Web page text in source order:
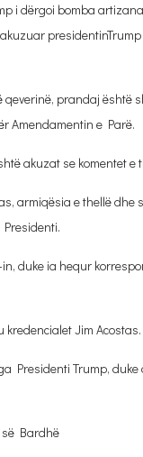
i dërgoi bomba
qeverinë, prandaj është
Amendamentin e Parë.
akuzat se komentet e
armiqësia e thellë
duke ia hequr
Jim Acostas.
Presidenti Trump,
së Bardhë